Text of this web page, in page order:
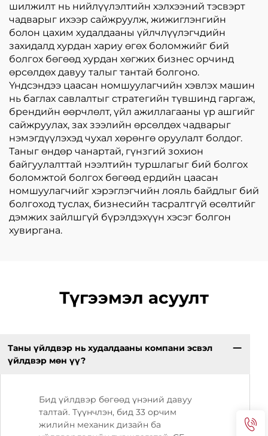
шилжилт нь нийлүүлэлтийн хэлхээний тэсвэрт
чадварыг ихээр сайжруулж, жижиглэнгийн
болон цахим худалдааны үйлчлүүлэгчдийн
захидалд хурдан хариу өгөх боломжийг бий
болгох бөгөөд хурдан хөгжих бизнес орчинд
өрсөлдөх давуу талыг тантай болгоно.
Үндсэндээ цаасан номшуулагчийн хэвлэх машин
нь баглах савлалтыг стратегийн түвшинд гаргаж,
брендийн өөрчлөлт, үйл ажиллагааны үр ашгийг
сайжруулах, зах зээлийн өрсөлдөх чадварыг
нэмэгдүүлэхэд чухал хөрөнгө оруулалт болдог.
Таныг өндөр чанартай, гүнзгий зохион
байгуулалттай нээлтийн туршлагыг бий болгох
боломжтой болгох бөгөөд ердийн цаасан
номшуулагчийг хэрэглэгчийн лояль байдлыг бий
болгоход туслах, бизнесийн тасралтгүй өсөлтийг
дэмжих зайлшгүй бүрэлдэхүүн хэсэг болгон
хувиргана.
Түгээмэл асуулт
Таны үйлдвэр нь худалдааны компани эсвэл
үйлдвэр мөн үү?
Бид үйлдвэр бөгөөд үнэний давуу
талтай. Түүнчлэн, бид 33 орчим
жилийн механик дизайн ба